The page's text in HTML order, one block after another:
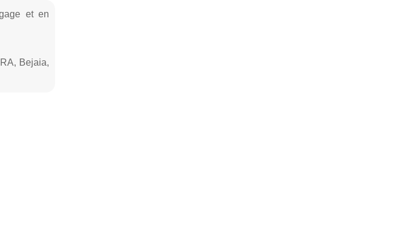
et en
Bejaia,